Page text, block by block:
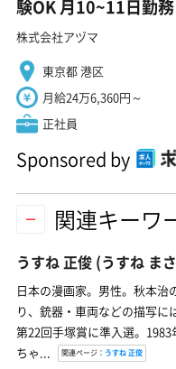
験OK 月10~11日勤
株式会社アヅマ
東京都 港区
月給24万6,360円～
正社員
Sponsored by
関連キーワ
うすね 正俊 (うすね ま
日本の漫画家。男性。秋本治
り、銃器・車両などの描写に
第22回手塚賞に準入選。
ちゃ...
関連ページ： うすね 正俊